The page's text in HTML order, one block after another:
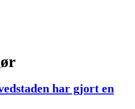
har gjort en